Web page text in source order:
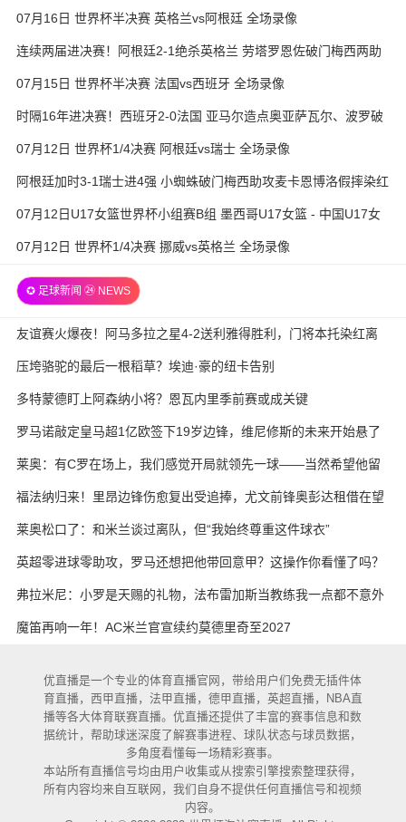
07月16日 世界杯半决赛 英格兰vs阿根廷 全场录像
连续两届进决赛！阿根廷2-1绝杀英格兰 劳塔罗恩佐破门梅西两助
07月15日 世界杯半决赛 法国vs西班牙 全场录像
时隔16年进决赛！西班牙2-0法国 亚马尔造点奥亚萨瓦尔、波罗破
07月12日 世界杯1/4决赛 阿根廷vs瑞士 全场录像
阿根廷加时3-1瑞士进4强 小蜘蛛破门梅西助攻麦卡恩博洛假摔染红
07月12日U17女篮世界杯小组赛B组 墨西哥U17女篮 - 中国U17女
篮 全场录像
07月12日 世界杯1/4决赛 挪威vs英格兰 全场录像
✪ 足球新闻 ㉔ NEWS
友谊赛火爆夜！阿马多拉之星4-2送利雅得胜利，门将本托染红离
场
压垮骆驼的最后一根稻草？埃迪·豪的纽卡告别
多特蒙德盯上阿森纳小将？恩瓦内里季前赛或成关键
罗马诺敲定皇马超1亿欧签下19岁边锋，维尼修斯的未来开始悬了
莱奥：有C罗在场上，我们感觉开局就领先一球——当然希望他留
下
福法纳归来！里昂边锋伤愈复出受追捧，尤文前锋奥彭达租借在望
莱奥松口了：和米兰谈过离队，但“我始终尊重这件球衣”
英超零进球零助攻，罗马还想把他带回意甲？这操作你看懂了吗？
弗拉米尼：小罗是天赐的礼物，法布雷加斯当教练我一点都不意外
魔笛再响一年！AC米兰官宣续约莫德里奇至2027
优直播是一个专业的体育直播官网，带给用户们免费无插件体
育直播，西甲直播，法甲直播，德甲直播，英超直播，NBA直
播等各大体育联赛直播。优直播还提供了丰富的赛事信息和数
据统计，帮助球迷深度了解赛事进程、球队状态与球员数据，
多角度看懂每一场精彩赛事。
本站所有直播信号均由用户收集或从搜索引擎搜索整理获得，
所有内容均来自互联网，我们自身不提供任何直播信号和视频
内容。